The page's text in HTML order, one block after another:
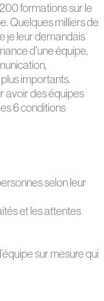
formations sur le
Quelques milliers de
je leur demandais
d’une équipe,
importants.
avoir des équipes
6 conditions
selon leur
et les attentes
sur mesure qui